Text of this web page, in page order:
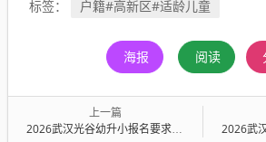
标签： 户籍#高新区#适龄儿童
海报 阅读
上一篇
2026武汉光谷幼升小报名要求（年龄+对象+片区） 2026武汉汉阳